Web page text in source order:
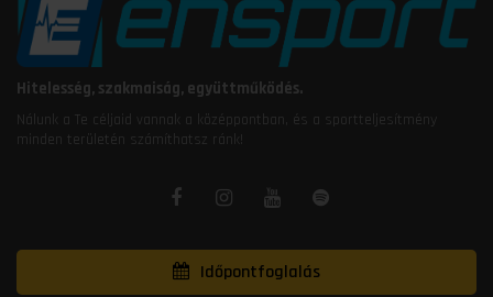
Hitelesség, szakmaiság, együttműködés.
Nálunk a Te céljaid vannak a középpontban, és a sportteljesítmény
minden területén számíthatsz ránk!
Időpontfoglalás